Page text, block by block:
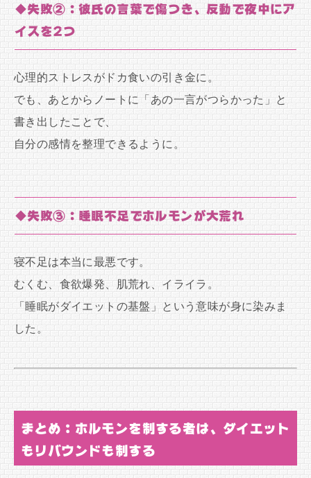
◆失敗②：彼氏の言葉で傷つき、反動で夜中にア
イスを2つ
心理的ストレスがドカ食いの引き金に。
でも、あとからノートに「あの一言がつらかった」と
書き出したことで、
自分の感情を整理できるように。
◆失敗③：睡眠不足でホルモンが大荒れ
寝不足は本当に最悪です。
むくむ、食欲爆発、肌荒れ、イライラ。
「睡眠がダイエットの基盤」という意味が身に染みま
した。
まとめ：ホルモンを制する者は、ダイエット
もリバウンドも制する